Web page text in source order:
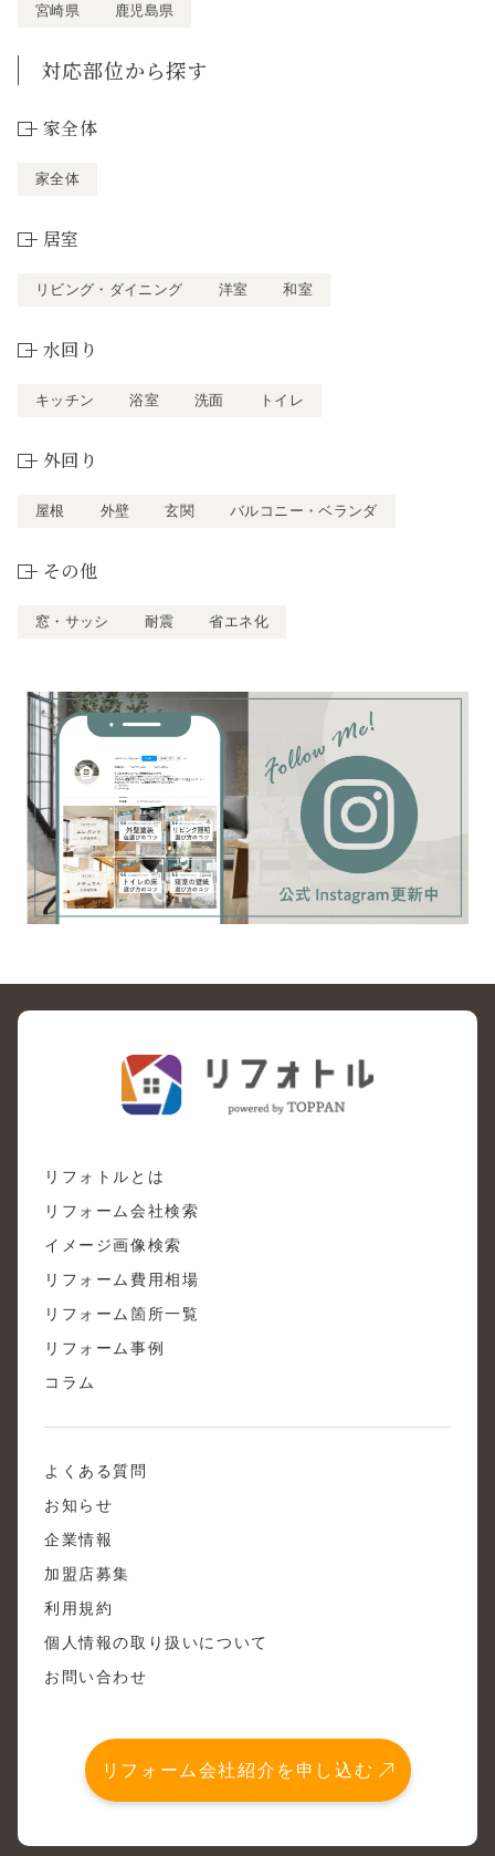
宮崎県
鹿児島県
対応部位から探す
家全体
家全体
居室
リビング・ダイニング 洋室 和室
水回り
キッチン 浴室 洗面 トイレ
外回り
屋根 外壁 玄関 バルコニー・ベランダ
その他
窓・サッシ 耐震 省エネ化
リフォトルとは
リフォーム会社検索
イメージ画像検索
リフォーム費用相場
リフォーム箇所一覧
リフォーム事例
コラム
よくある質問
お知らせ
企業情報
加盟店募集
利用規約
個人情報の取り扱いについて
お問い合わせ
リフォーム会社紹介を申し込む